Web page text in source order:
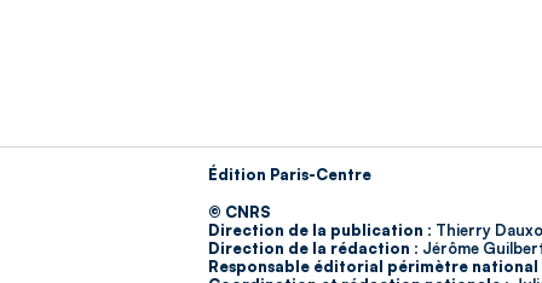
Édition Paris-Centre
© CNRS
Direction de la publication : Thierry
Direction de la rédaction : Jérôme
Responsable éditorial périmètre national